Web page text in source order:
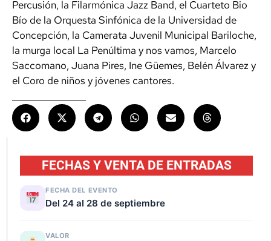
Percusión, la Filarmónica Jazz Band, el Cuarteto Bio
Bío de la Orquesta Sinfónica de la Universidad de
Concepción, la Camerata Juvenil Municipal Bariloche,
la murga local La Penúltima y nos vamos, Marcelo
Saccomano, Juana Pires, Ine Güemes, Belén Álvarez y
el Coro de niños y jóvenes cantores.
FECHAS Y VENTA DE ENTRADAS
FECHA DEL EVENTO
Del 24 al 28 de septiembre
VALOR